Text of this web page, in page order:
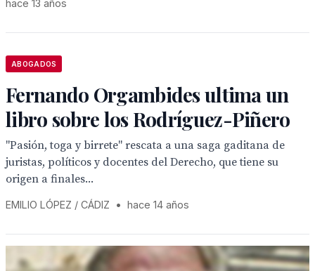
hace 13 años
ABOGADOS
Fernando Orgambides ultima un
libro sobre los Rodríguez-Piñero
"Pasión, toga y birrete" rescata a una saga gaditana de
juristas, políticos y docentes del Derecho, que tiene su
origen a finales...
EMILIO LÓPEZ / CÁDIZ • hace 14 años